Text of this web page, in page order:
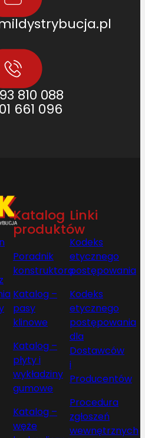
810 088
661 096
Katalog
produktów
Poradnik
konstruktora
Katalog –
pasy
klinowe
Katalog –
płyty i
wykładziny
gumowe
Katalog –
węże
Linki
Kodeks
etycznego
postępowania
Kodeks
etycznego
postępowania
dla
Dostawców
i
Producentów
Procedura
zgłoszeń
wewnętrznych